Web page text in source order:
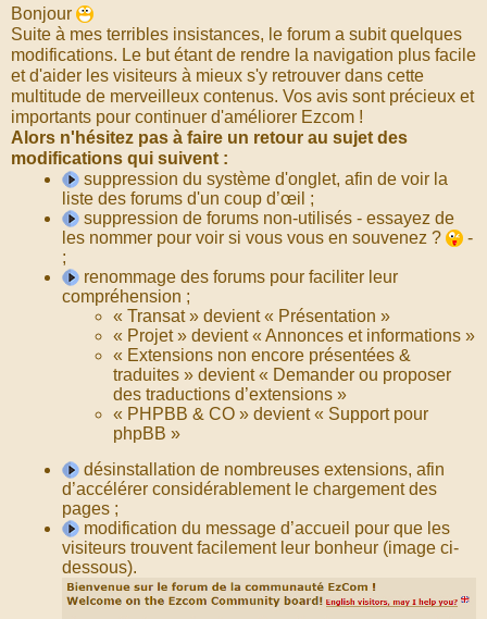
e
s
s
g
e
Bonjour
Suite à mes terribles insistances, le forum a subit quelques
modifications. Le but étant de rendre la navigation plus facile
et d'aider les visiteurs à mieux s'y retrouver dans cette
multitude de merveilleux contenus. Vos avis sont précieux et
importants pour continuer d'améliorer Ezcom !
Alors n'hésitez pas à faire un retour au sujet des
modifications qui suivent :
suppression du système d'onglet, afin de voir la
liste des forums d'un coup d’œil ;
suppression de forums non-utilisés - essayez de
les nommer pour voir si vous vous en souvenez ?
-
;
renommage des forums pour faciliter leur
compréhension ;
« Transat » devient « Présentation »
« Projet » devient « Annonces et informations »
« Extensions non encore présentées &
traduites » devient « Demander ou proposer
des traductions d’extensions »
« PHPBB & CO » devient « Support pour
phpBB »
désinstallation de nombreuses extensions, afin
d’accélérer considérablement le chargement des
pages ;
modification du message d’accueil pour que les
visiteurs trouvent facilement leur bonheur (image ci-
dessous).